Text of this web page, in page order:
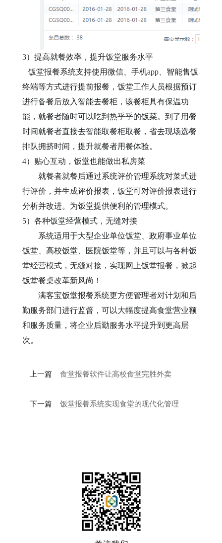
3） 提高就餐效率，提升饭堂服务水平
饭堂报餐系统支持使用微信、手机app、智能售饭
终端等方式进行提前报餐，饭堂工作人员根据预订
进行备餐后放入智能去餐柜，该餐柜具有保温功
能，就餐者随时可以吃到热乎乎的饭菜。 到了 用餐
时间就餐者直接去智能取餐柜取餐 ，省去现场选餐
排队拥挤时间，提升就餐者用餐体验。
4） 贴心互动， 饭堂也能做出私房菜
就餐者就餐后通过系统评价管理系统对菜式进
行评价，并生成评价报表，饭堂可对评价报表进行
分析并改进。为饭堂提供便利的管理模式。
5） 各种饭堂经营模式，无缝对接
系统适用于大型企业单位饭堂 、政府事业单位
饭堂 、高校饭堂 、医院饭堂等，并且可以与各种饭
堂经营模式，无缝对接，实现网上饭堂报餐，掀起
饭堂餐桌改革新风尚！
满客宝饭堂报餐系统更方便管理者对计划和后
勤服务部门进行监督，可以大幅度提高食堂营业额
和服务质量，将企业后勤服务水平提升到更高层
次。
上一篇 食堂报餐软件让高校食堂完胜外卖
下一篇 饭堂报餐系统实现食堂的现代化管理